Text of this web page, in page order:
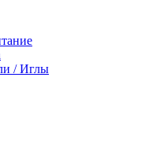
/ Иглы